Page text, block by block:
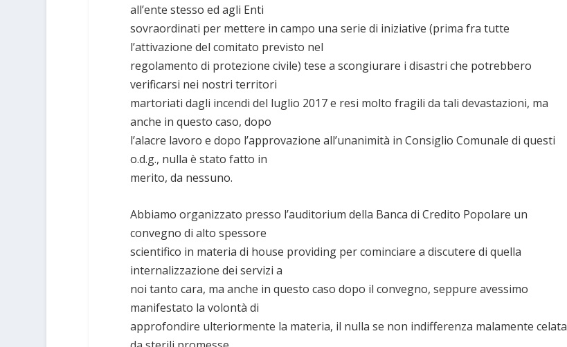
all’ente stesso ed agli Enti
sovraordinati per mettere in campo una serie di iniziative (prima fra tutte
l’attivazione del comitato previsto nel
regolamento di protezione civile) tese a scongiurare i disastri che potrebbero
verificarsi nei nostri territori
martoriati dagli incendi del luglio 2017 e resi molto fragili da tali devastazioni, ma
anche in questo caso, dopo
l’alacre lavoro e dopo l’approvazione all’unanimità in Consiglio Comunale di questi
o.d.g., nulla è stato fatto in
merito, da nessuno.
Abbiamo organizzato presso l’auditorium della Banca di Credito Popolare un
convegno di alto spessore
scientifico in materia di house providing per cominciare a discutere di quella
internalizzazione dei servizi a
noi tanto cara, ma anche in questo caso dopo il convegno, seppure avessimo
manifestato la volontà di
approfondire ulteriormente la materia, il nulla se non indifferenza malamente celata